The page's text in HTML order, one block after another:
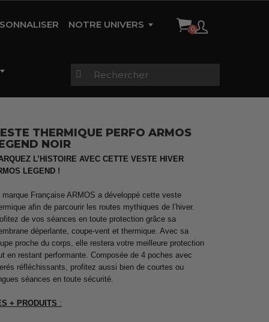
NOTRE UNIVERS
AMBASSADEURS
Vestes étanches &
thermiques
Pluie et Sécurité
Trifonctions Enfants
Cuissard TRI
Vestes étanches &
thermiques
Collants zippés
échauffement
Maillots Femme
Maillots Manches Longues
THERMIQUE PERFO ARMOS
NOIR
L’HISTOIRE AVEC CETTE VESTE HIVER
LEGEND !
marque Française ARMOS a développé cette veste
afin de parcourir les routes mythiques de l’hiver.
de vos séances en toute protection grâce sa
déperlante, coupe-vent et thermique. Avec sa
proche du corps, elle restera votre meilleure protection
en restant performante. Composée de 4 poches avec
réfléchissants, profitez aussi bien de courtes ou
séances en toute sécurité.
+ PRODUITS :